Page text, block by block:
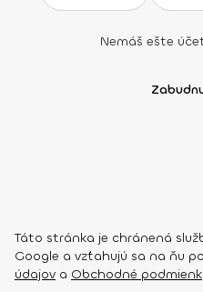
Nemáš ešte
Táto stránka je chránená
Google a vzťahujú sa na ňu
údajov a Obchodné